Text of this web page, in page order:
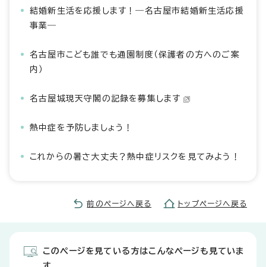
結婚新生活を応援します！―名古屋市結婚新生活応援
事業―
名古屋市こども誰でも通園制度（保護者の方へのご案
内）
名古屋城現天守閣の記録を募集します
熱中症を予防しましょう！
これからの暑さ大丈夫？熱中症リスクを見てみよう！
前のページへ戻る トップページへ戻る
このページを見ている方はこんなページも見ていま